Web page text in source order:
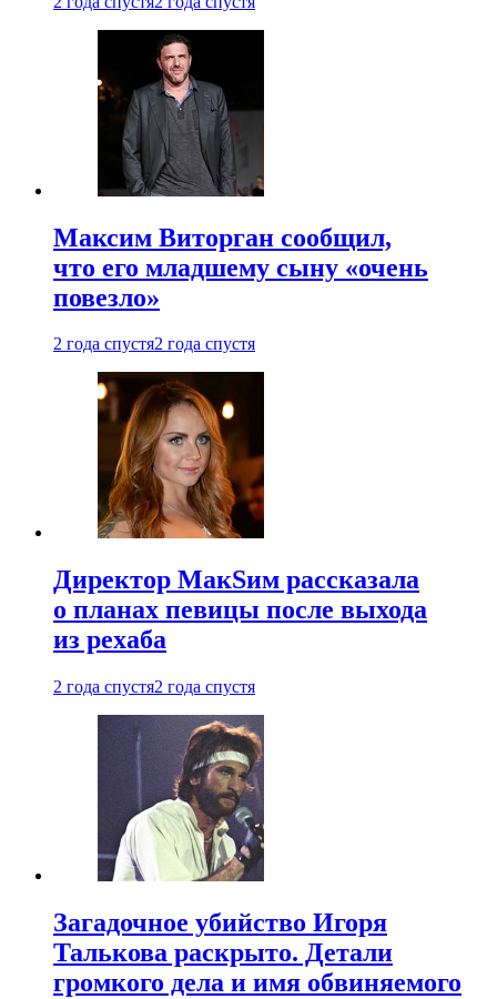
Максим Виторган сообщил,
что его младшему сыну «очень
повезло»
2 года спустя2 года спустя
Директор МакSим рассказала
о планах певицы после выхода
из рехаба
2 года спустя2 года спустя
Загадочное убийство Игоря
Талькова раскрыто. Детали
громкого дела и имя обвиняемого